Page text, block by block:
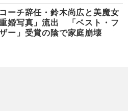
ーチ辞任・鈴木尚広と美魔女
婚写真」流出 「ベスト・フ
ー」受賞の陰で家庭崩壊